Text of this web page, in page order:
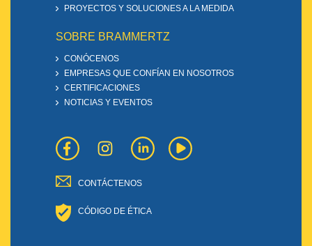
PROYECTOS Y SOLUCIONES A LA MEDIDA
SOBRE BRAMMERTZ
CONÓCENOS
EMPRESAS QUE CONFÍAN EN NOSOTROS
CERTIFICACIONES
NOTICIAS Y EVENTOS
CONTÁCTENOS
CÓDIGO DE ÉTICA